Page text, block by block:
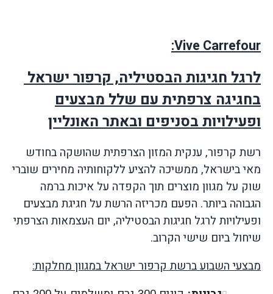
Vive Carrefour
:
לרגל חגיגות הבסטיליה, קרפור ישראל
בחגיגה צרפתית עם שלל מבצעים
ופעילויות בסניפים ובאתר האונליין
רשת קרפור, ענקית המזון הצרפתית שהושקה בחודש
מאי בישראל, ממשיכה להציע ללקוחותיה מחירים שוברי
שוק על מגוון מוצרים תוך הקפדה על איכות ברמה
הגבוהה ביותר. הפעם מכריזה הרשת על חגיגת מבצעים
ופעילויות לרגל חגיגות הבסטיליה, יום העצמאות הצרפתי
שיחול ביום שישי הקרוב.
מבצעי השבוע ברשת קרפור ישראל במגוון מחלקות: